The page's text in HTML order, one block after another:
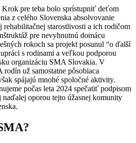
pre teba bolo sprístupniť deťom
z celého Slovenska absolvovanie
starostlivosti a ich rodičom
pre nevyhnutnú domácu
rokoch sa projekt posunul “o ďalší
s rodinami a veľkou podporou
organizáciu SMA Slovakia. V
už samostatne pôsobiaca
spájajú mnohé spoločné aktivity.
počas leta 2024 spečatiť podpisom
naďalej oporou tejto úžasnej komunity